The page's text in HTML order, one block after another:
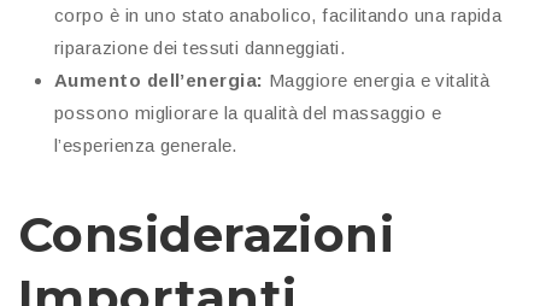
corpo è in uno stato anabolico, facilitando una rapida
riparazione dei tessuti danneggiati.
Aumento dell’energia: Maggiore energia e vitalità
possono migliorare la qualità del massaggio e
l’esperienza generale.
Considerazioni